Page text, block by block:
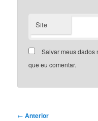
Site
Salvar meus dados
que eu comentar.
Navegação
← Anterior